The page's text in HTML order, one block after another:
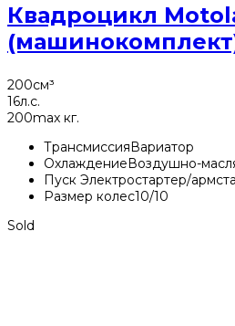
Квадроцикл
200см³
16л.с.
200max кг.
ТрансмиссияВариатор
ОхлаждениеВоздушно-
Пуск Электростартер/
Размер колес10/10
Sold